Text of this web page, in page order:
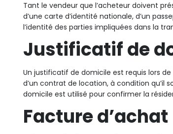
Tant le vendeur que l’acheteur doivent
d’une carte d’identité nationale, d’un
l’identité des parties impliquées dans la
Justificatif de
Un justificatif de domicile est requis lors de
d’un contrat de location, à condition qu’il
domicile est utilisé pour confirmer la
Facture d’achat